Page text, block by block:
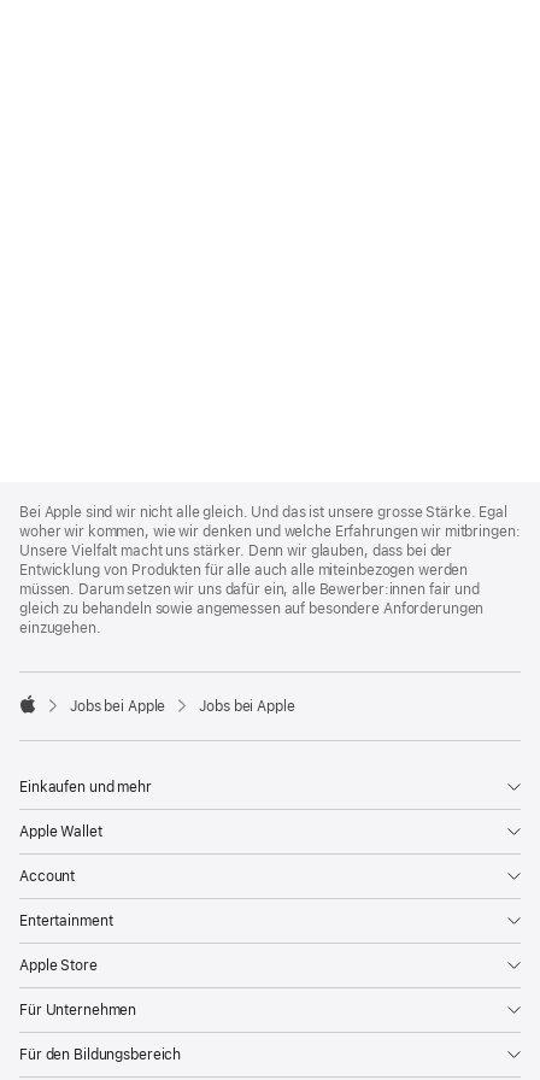
Footer
Bei Apple sind wir nicht alle gleich. Und das ist unsere grosse Stärke. Egal
woher wir kommen, wie wir denken und welche Erfahrungen wir mitbringen:
Unsere Vielfalt macht uns stärker. Denn wir glauben, dass bei der
Entwicklung von Produkten für alle auch alle miteinbezogen werden
müssen. Darum setzen wir uns dafür ein, alle Bewerber:innen fair und
gleich zu behandeln sowie angemessen auf besondere Anforderungen
einzugehen.

Jobs bei Apple Jobs bei Apple
Einkaufen und mehr
Apple Wallet
Account
Entertainment
Apple Store
Für Unternehmen
Für den Bildungsbereich